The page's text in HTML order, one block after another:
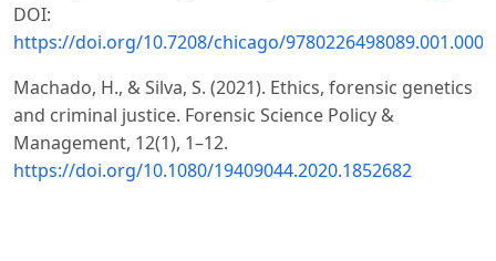
DOI:
https://doi.org/10.7208/chicago/9780226498089.001.0001
Machado, H., & Silva, S. (2021). Ethics, forensic genetics
and criminal justice. Forensic Science Policy &
Management, 12(1), 1–12.
https://doi.org/10.1080/19409044.2020.1852682